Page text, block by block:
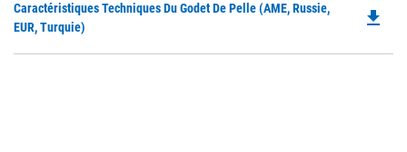
Caractéristiques Techniques Du Godet De Pelle (AME, Russie,
EUR, Turquie)
file_download